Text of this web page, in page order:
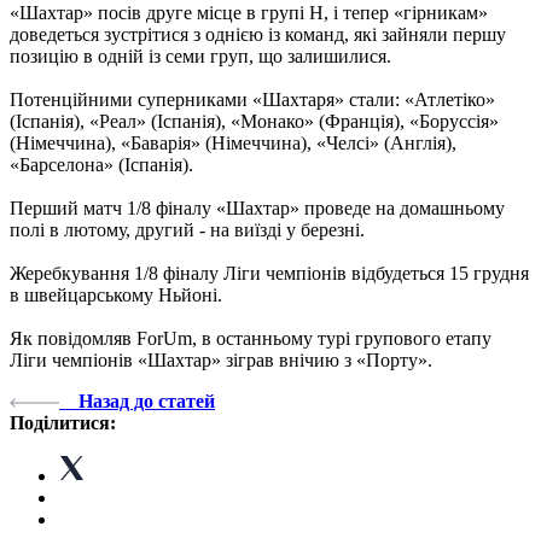
«Шахтар» посів друге місце в групі Н, і тепер «гірникам»
доведеться зустрітися з однією із команд, які зайняли першу
позицію в одній із семи груп, що залишилися.
Потенційними суперниками «Шахтаря» стали: «Атлетіко»
(Іспанія), «Реал» (Іспанія), «Монако» (Франція), «Боруссія»
(Німеччина), «Баварія» (Німеччина), «Челсі» (Англія),
«Барселона» (Іспанія).
Перший матч 1/8 фіналу «Шахтар» проведе на домашньому
полі в лютому, другий - на виїзді у березні.
Жеребкування 1/8 фіналу Ліги чемпіонів відбудеться 15 грудня
в швейцарському Ньйоні.
Як повідомляв ForUm, в останньому турі групового етапу
Ліги чемпіонів «Шахтар» зіграв внічию з «Порту».
Назад до статей
Поділитися: